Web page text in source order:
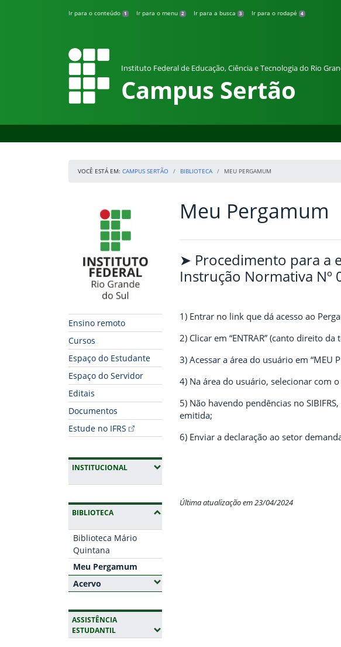
Ir para o conteúdo 1 Ir para o menu 2 Ir para a busca 3 Ir para o rodapé 4
Instituto Federal de Educação, Ciência e Tecnologia do Rio
Campus Sertão
VOCÊ ESTÁ EM: CAMPUS SERTÃO BIBLIOTECA MEU PERGAMUM
Início da navegação
Ensino remoto
Cursos
Espaço do Estudante
Espaço do Servidor
Editais
Documentos
Estude no IFRS
INSTITUCIONAL(EXPANDIR SUBMENUS)
BIBLIOTECA(OCULTAR SUBMENUS)
Biblioteca Mário
Quintana
Meu Pergamum
Acervo (Expandir submenus)
ASSISTÊNCIA
ESTUDANTIL(EXPANDIR SUBMENUS)
Início do conteúdo
Meu Pergamum
➤ Procedimento para a
Instrução Normativa Nº
1) Entrar no link que dá acesso ao
2) Clicar em “ENTRAR” (canto direito da
3) Acessar a área do usuário em “MEU
4) Na área do usuário, selecionar com
5) Não havendo pendências no
emitida;
6) Enviar a declaração ao setor
Última atualização em 23/04/2024